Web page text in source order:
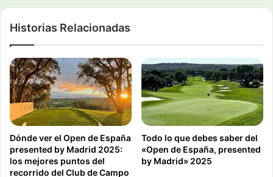
Historias Relacionadas
Dónde ver el Open de España
presented by Madrid 2025:
los mejores puntos del
recorrido del Club de Campo
Todo lo que debes saber del
«Open de España, presented
by Madrid» 2025